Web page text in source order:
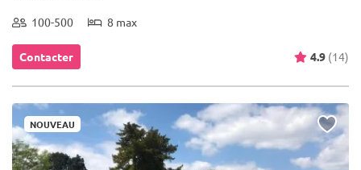
100-500 8 max
Contacter 4.9 (14)
NOUVEAU